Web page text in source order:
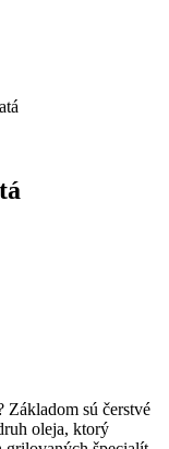
sú čerstvé
oleja, ktorý